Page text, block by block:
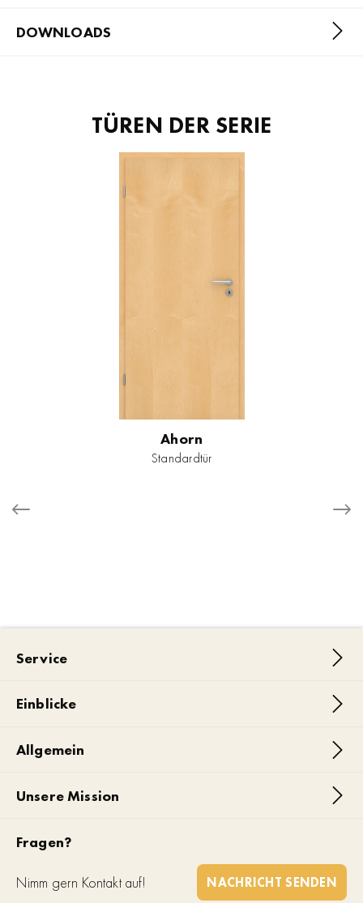
DOWNLOADS
TÜREN DER SERIE
Ahorn
Standardtür
Service
Einblicke
Allgemein
Unsere Mission
Fragen?
Nimm gern Kontakt auf! NACHRICHT SENDEN